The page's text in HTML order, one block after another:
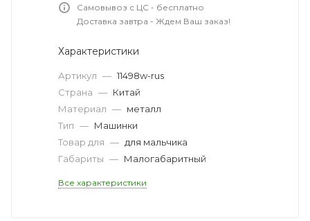
Самовывоз с ЦС - бесплатно
Доставка завтра - Ждем Ваш заказ!
Характеристики
Артикул — 11498w-rus
Страна — Китай
Материал — металл
Тип — Машинки
Товар для — для мальчика
Габариты — Малогабаритный
Все характеристики